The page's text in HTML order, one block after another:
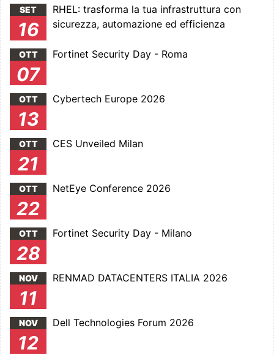
SET
16
RHEL: trasforma la tua infrastruttura con
sicurezza, automazione ed efficienza
OTT
07
Fortinet Security Day - Roma
OTT
13
Cybertech Europe 2026
OTT
21
CES Unveiled Milan
OTT
22
NetEye Conference 2026
OTT
28
Fortinet Security Day - Milano
NOV
11
RENMAD DATACENTERS ITALIA 2026
NOV
12
Dell Technologies Forum 2026